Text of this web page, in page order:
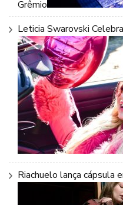
Grêmio
Leticia Swarovski
Riachuelo lança cápsula